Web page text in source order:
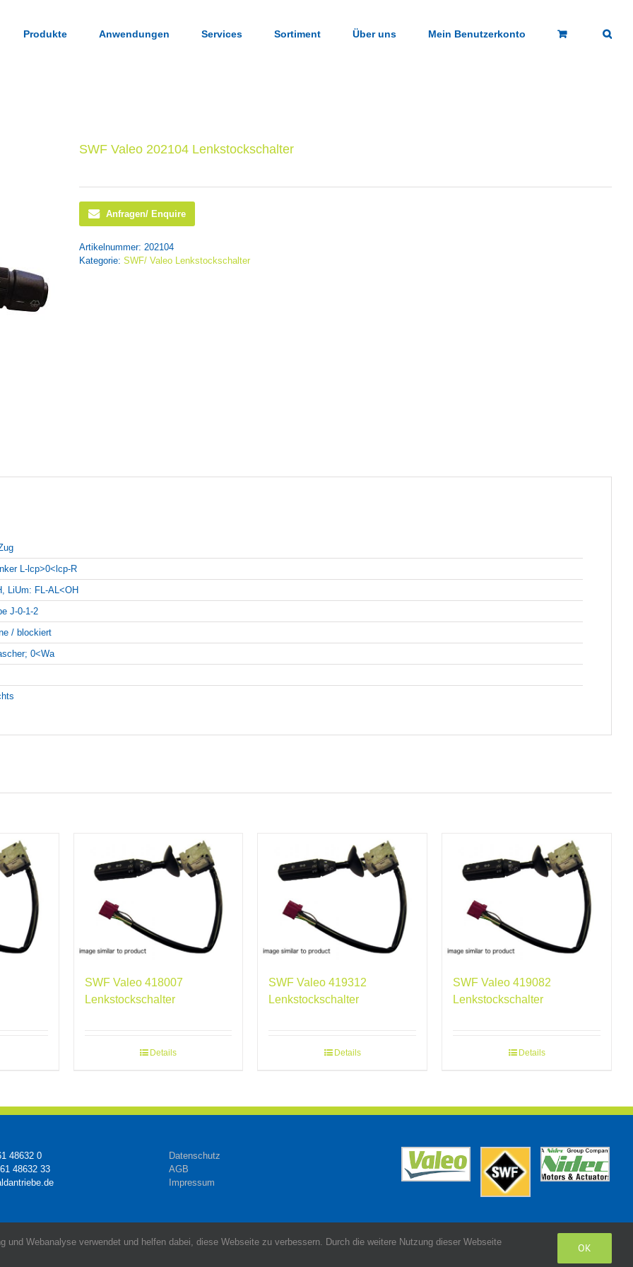
Produkte Anwendungen Services Sortiment Über uns Mein Benutzerkonto
SWF Valeo 202104 Lenkstockschalter
Anfragen/ Enquire
Artikelnummer: 202104
Kategorie: SWF/ Valeo Lenkstockschalter
L-lcp>0<lcp-R
LiUm: FL-AL<OH
J-0-1-2
/ blockiert
0<Wa
SWF Valeo 418007
Lenkstockschalter
Details
SWF Valeo 419312
Lenkstockschalter
Details
SWF Valeo 419082
Lenkstockschalter
Details
48632 0
48632 33
Datenschutz
AGB
Impressum
Webanalyse verwendet und helfen dabei, diese Webseite zu verbessern. Durch die weitere Nutzung dieser Webseite
OK